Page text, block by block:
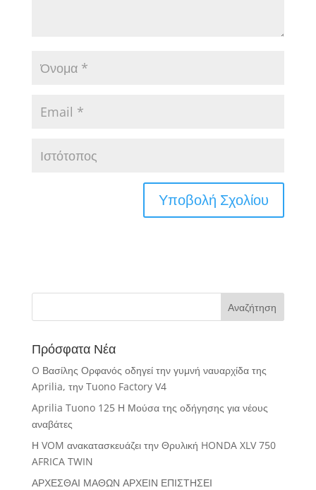
Πρόσφατα Νέα
O Βασίλης Ορφανός οδηγεί την γυμνή ναυαρχίδα της
Aprilia, την Tuono Factory V4
Aprilia Tuono 125 Η Μούσα της οδήγησης για νέους
αναβάτες
Η VOM ανακατασκευάζει την Θρυλική HONDA XLV 750
AFRICA TWIN
ΑΡΧΕΣΘΑΙ ΜΑΘΩΝ ΑΡΧΕΙΝ ΕΠΙΣΤΗΣΕΙ